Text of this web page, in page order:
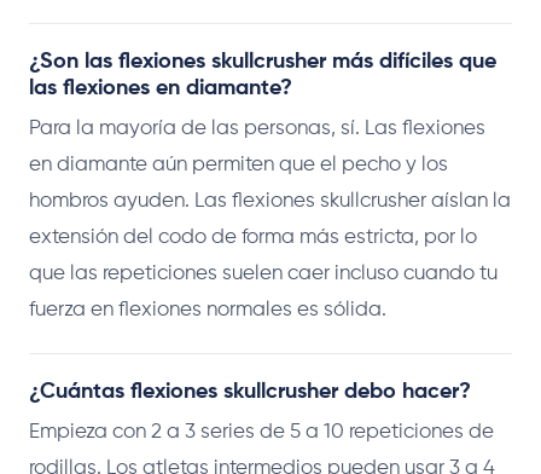
¿Son las flexiones skullcrusher más difíciles que
las flexiones en diamante?
Para la mayoría de las personas, sí. Las flexiones
en diamante aún permiten que el pecho y los
hombros ayuden. Las flexiones skullcrusher aíslan la
extensión del codo de forma más estricta, por lo
que las repeticiones suelen caer incluso cuando tu
fuerza en flexiones normales es sólida.
¿Cuántas flexiones skullcrusher debo hacer?
Empieza con 2 a 3 series de 5 a 10 repeticiones de
rodillas. Los atletas intermedios pueden usar 3 a 4